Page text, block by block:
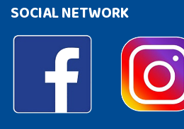
SOCIAL NETWORK